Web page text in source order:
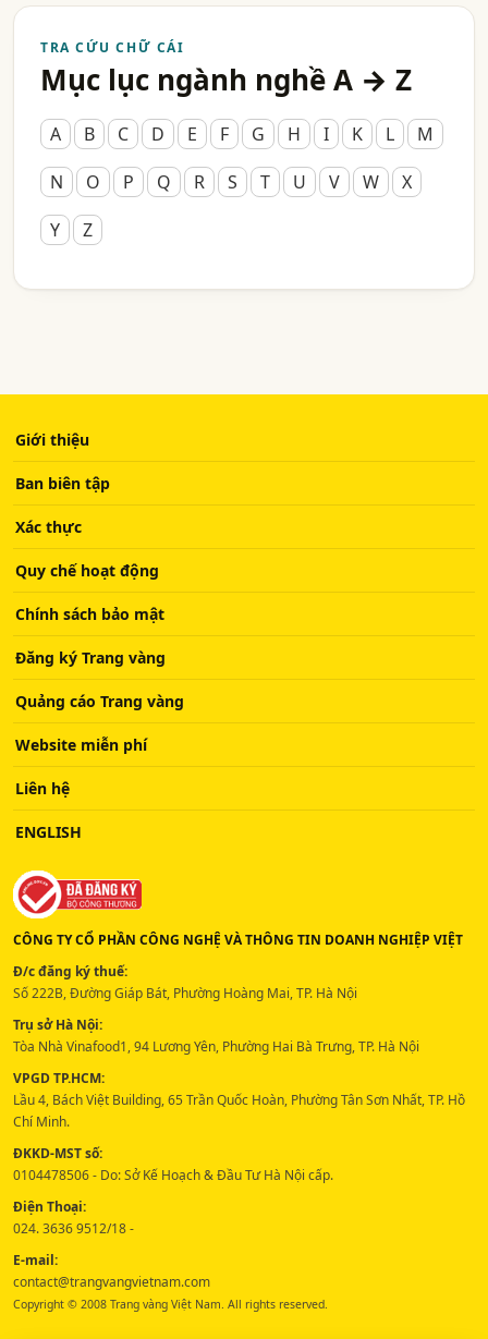
TRA CỨU CHỮ CÁI
Mục lục ngành nghề A → Z
A B C D E F G H I K L
M
N
O P Q R S T U V W
X
Y
Z
Giới thiệu
Ban biên tập
Xác thực
Quy chế hoạt động
Chính sách bảo mật
Đăng ký Trang vàng
Quảng cáo Trang vàng
Website miễn phí
Liên hệ
ENGLISH
CÔNG TY CỔ PHẦN CÔNG NGHỆ VÀ THÔNG TIN DOANH NGHIỆP VIỆT
Đ/c đăng ký thuế:
Số 222B, Đường Giáp Bát, Phường Hoàng Mai, TP. Hà Nội
Trụ sở Hà Nội:
Tòa Nhà Vinafood1, 94 Lương Yên, Phường Hai Bà Trưng, TP. Hà Nội
VPGD TP.HCM:
Lầu 4, Bách Việt Building, 65 Trần Quốc Hoàn, Phường Tân Sơn Nhất, TP. Hồ
Chí Minh.
ĐKKD-MST số:
0104478506 - Do: Sở Kế Hoạch & Đầu Tư Hà Nội cấp.
Điện Thoại:
024. 3636 9512/18 -
E-mail:
contact@trangvangvietnam.com
Copyright © 2008 Trang vàng Việt Nam. All rights reserved.